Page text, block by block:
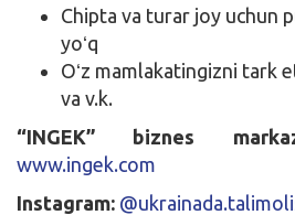
Chipta va turar joy uchun
yoʻq
Oʻz mamlakatingizni tark
va v.k.
“INGEK” biznes
www.ingek.com
Instagram: